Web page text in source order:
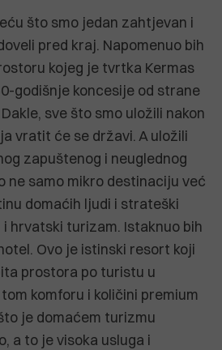
što smo jedan zahtjevan i
pred kraj. Napomenuo bih
kojeg je tvrtka Kermas
godišnje koncesije od strane
sve što smo uložili nakon
vratit će se državi. A uložili
zapuštenog i neuglednog
ne samo mikro destinaciju već
domaćih ljudi i strateški
hrvatski turizam. Istaknuo bih
Ovo je istinski resort koji
prostora po turistu u
komforu i količini premium
je domaćem turizmu
a to je visoka usluga i